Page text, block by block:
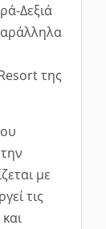
Δεξιά
της
με
τις